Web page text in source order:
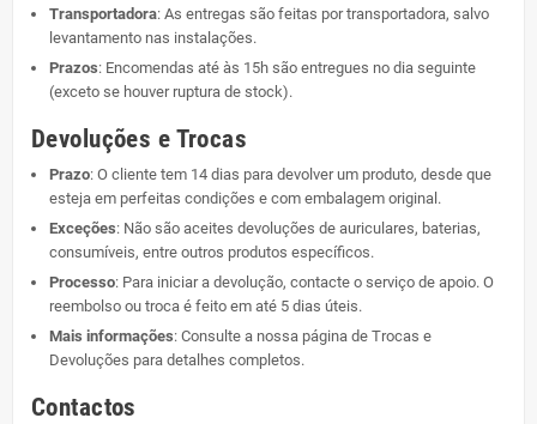
Transportadora: As entregas são feitas por transportadora, salvo
levantamento nas instalações.
Prazos: Encomendas até às 15h são entregues no dia seguinte
(exceto se houver ruptura de stock).
Devoluções e Trocas
Prazo: O cliente tem 14 dias para devolver um produto, desde que
esteja em perfeitas condições e com embalagem original.
Exceções: Não são aceites devoluções de auriculares, baterias,
consumíveis, entre outros produtos específicos.
Processo: Para iniciar a devolução, contacte o serviço de apoio. O
reembolso ou troca é feito em até 5 dias úteis.
Mais informações: Consulte a nossa página de Trocas e
Devoluções para detalhes completos.
Contactos